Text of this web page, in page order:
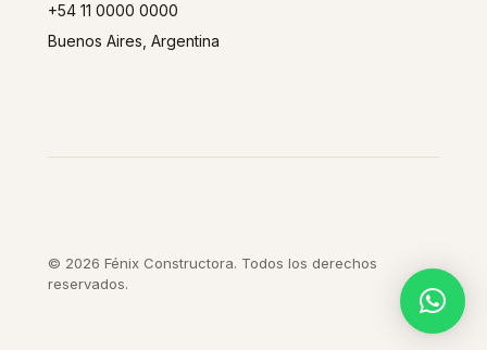
+54 11 0000 0000
Buenos Aires, Argentina
© 2026 Fénix Constructora. Todos los derechos
reservados.